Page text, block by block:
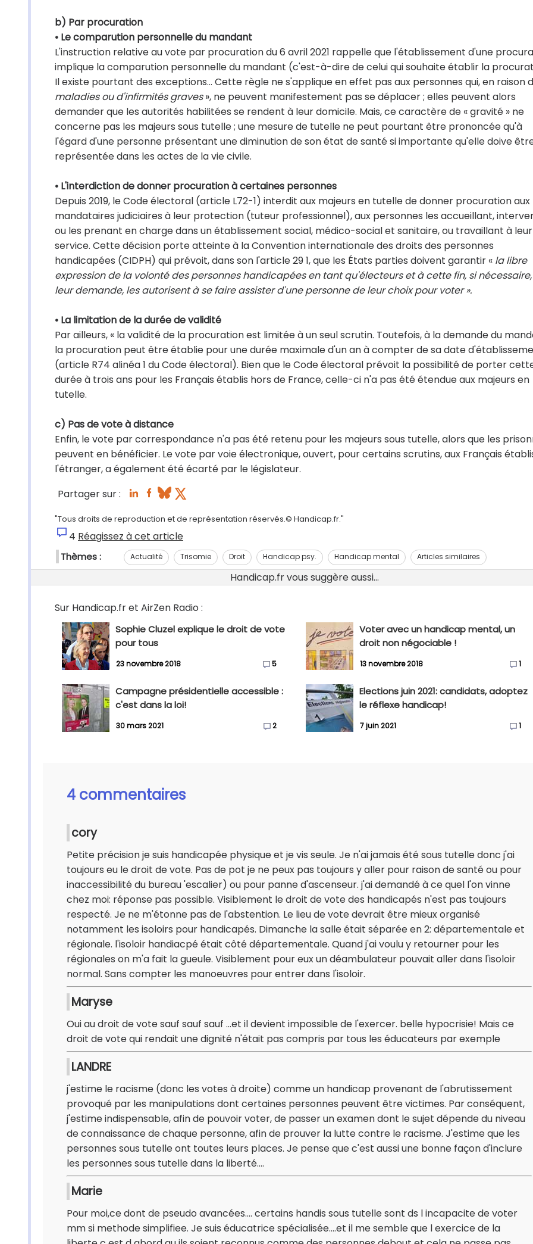
b) Par procuration
• Le comparution personnelle du mandant
L'instruction relative au vote par procuration du 6 avril 2021 rappelle que l'établissement d'une
implique la comparution personnelle du mandant (c'est-à-dire de celui qui souhaite établir la
Il existe pourtant des exceptions… Cette règle ne s'applique en effet pas aux personnes qui, en raison
maladies ou d'infirmités graves», ne peuvent manifestement pas se déplacer ; elles peuvent alors
demander que les autorités habilitées se rendent à leur domicile. Mais, ce caractère de « gravité » ne
concerne pas les majeurs sous tutelle ; une mesure de tutelle ne peut pourtant être prononcée qu'à
l'égard d'une personne présentant une diminution de son état de santé si importante qu'elle doive
représentée dans les actes de la vie civile.
• L'interdiction de donner procuration à certaines personnes
Depuis 2019, le Code électoral (article L72-1) interdit aux majeurs en tutelle de donner procuration aux
mandataires judiciaires à leur protection (tuteur professionnel), aux personnes les accueillant,
ou les prenant en charge dans un établissement social, médico-social et sanitaire, ou travaillant à leur
service. Cette décision porte atteinte à la Convention internationale des droits des personnes
handicapées (CIDPH) qui prévoit, dans son l'article 29 1, que les États parties doivent garantir « la libre
expression de la volonté des personnes handicapées en tant qu'électeurs et à cette fin, si
leur demande, les autorisent à se faire assister d'une personne de leur choix pour voter ».
• La limitation de la durée de validité
Par ailleurs, « la validité de la procuration est limitée à un seul scrutin. Toutefois, à la demande du
la procuration peut être établie pour une durée maximale d'un an à compter de sa date
(article R74 alinéa 1 du Code électoral). Bien que le Code électoral prévoit la possibilité de porter
durée à trois ans pour les Français établis hors de France, celle-ci n'a pas été étendue aux majeurs en
tutelle.
c) Pas de vote à distance
Enfin, le vote par correspondance n'a pas été retenu pour les majeurs sous tutelle, alors que les
peuvent en bénéficier. Le vote par voie électronique, ouvert, pour certains scrutins, aux Français
l'étranger, a également été écarté par le législateur.
Partager sur :
"Tous droits de reproduction et de représentation réservés.© Handicap.fr."
4 Réagissez à cet article
Thèmes : Actualité Trisomie Droit Handicap psy. Handicap mental Articles similaires
Handicap.fr vous suggère aussi...
Sur Handicap.fr et AirZen Radio :
Sophie Cluzel explique le droit de vote
pour tous
23 novembre 2018 5
Voter avec un handicap mental, un
droit non négociable !
13 novembre 2018 1
Campagne présidentielle accessible :
c'est dans la loi!
30 mars 2021 2
Elections juin 2021: candidats, adoptez
le réflexe handicap!
7 juin 2021 1
4 commentaires
cory
Petite précision je suis handicapée physique et je vis seule. Je n'ai jamais été sous tutelle donc j'ai
toujours eu le droit de vote. Pas de pot je ne peux pas toujours y aller pour raison de santé ou pour
inaccessibilité du bureau 'escalier) ou pour panne d'ascenseur. j'ai demandé à ce quel l'on vinne
chez moi: réponse pas possible. Visiblement le droit de vote des handicapés n'est pas toujours
respecté. Je ne m'étonne pas de l'abstention. Le lieu de vote devrait être mieux organisé
notamment les isoloirs pour handicapés. Dimanche la salle était séparée en 2: départementale et
régionale. l'isoloir handiacpé était côté départementale. Quand j'ai voulu y retourner pour les
régionales on m'a fait la gueule. Visiblement pour eux un déambulateur pouvait aller dans l'isoloir
normal. Sans compter les manoeuvres pour entrer dans l'isoloir.
Maryse
Oui au droit de vote sauf sauf sauf ...et il devient impossible de l'exercer. belle hypocrisie! Mais ce
droit de vote qui rendait une dignité n'était pas compris par tous les éducateurs par exemple
LANDRE
j'estime le racisme (donc les votes à droite) comme un handicap provenant de l'abrutissement
provoqué par les manipulations dont certaines personnes peuvent être victimes. Par conséquent,
j'estime indispensable, afin de pouvoir voter, de passer un examen dont le sujet dépende du niveau
de connaissance de chaque personne, afin de prouver la lutte contre le racisme. J'estime que les
personnes sous tutelle ont toutes leurs places. Je pense que c'est aussi une bonne façon d'inclure
les personnes sous tutelle dans la liberté....
Marie
Pour moi,ce dont de pseudo avancées.... certains handis sous tutelle sont ds l incapacite de voter
mm si methode simplifiee. Je suis éducatrice spécialisée....et il me semble que l exercice de la